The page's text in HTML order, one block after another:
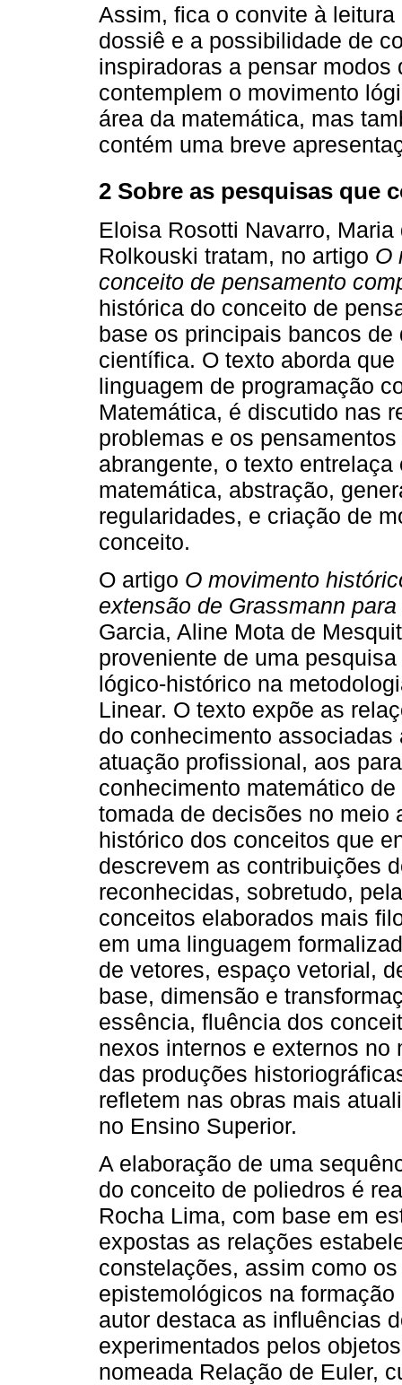
Assim, fica o convite à
dossiê e a possibilidade de
inspiradoras a pensar
contemplem o movimento
área da matemática, mas
contém uma breve
2 Sobre as pesquisas que
Eloisa Rosotti Navarro,
Rolkouski tratam, no artigo O
conceito de pensamento
histórica do conceito de
base os principais bancos
científica. O texto aborda
linguagem de programação
Matemática, é discutido nas
problemas e os
abrangente, o texto
matemática, abstração,
regularidades, e criação de
conceito.
O artigo O movimento
extensão de Grassmann
Garcia, Aline Mota de
proveniente de uma
lógico-histórico na
Linear. O texto expõe as
do conhecimento
atuação profissional, aos
conhecimento matemático
tomada de decisões no meio
histórico dos conceitos que
descrevem as contribuições
reconhecidas, sobretudo,
conceitos elaborados mais
em uma linguagem
de vetores, espaço vetorial,
base, dimensão e
essência, fluência dos
nexos internos e externos
das produções
refletem nas obras mais
no Ensino Superior.
A elaboração de uma
do conceito de poliedros é
Rocha Lima, com base em
expostas as relações
constelações, assim como
epistemológicos na
autor destaca as influências
experimentados pelos
nomeada Relação de Euler,